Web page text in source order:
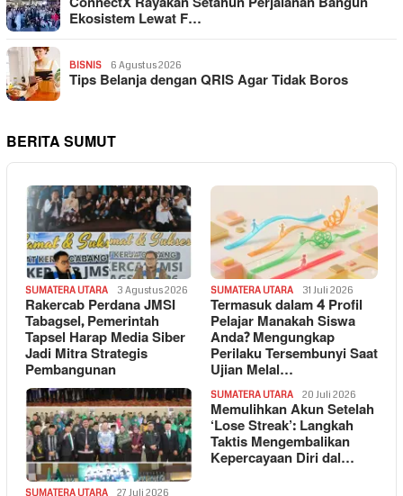
Ekosistem Lewat F…
BISNIS 6 Agustus 2026
Tips Belanja dengan QRIS Agar Tidak Boros
BERITA SUMUT
SUMATERA UTARA 3 Agustus 2026
Rakercab Perdana JMSI
Tabagsel, Pemerintah
Tapsel Harap Media Siber
Jadi Mitra Strategis
Pembangunan
SUMATERA UTARA 31 Juli 2026
Termasuk dalam 4 Profil
Pelajar Manakah Siswa
Anda? Mengungkap
Perilaku Tersembunyi Saat
Ujian Melal…
SUMATERA UTARA 27 Juli 2026
SUMATERA UTARA 20 Juli 2026
Memulihkan Akun Setelah
‘Lose Streak’: Langkah
Taktis Mengembalikan
Kepercayaan Diri dal…